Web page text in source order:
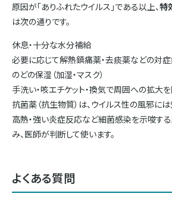
原因が「ありふれたウイルス」である以上、特
は次の通りです。
休息・十分な水分補給
必要に応じて解熱鎮痛薬・去痰薬などの対
のどの保湿（加湿・マスク）
手洗い・咳エチケット・換気で周囲への拡大
抗菌薬（抗生物質）は、ウイルス性の風邪には
高熱・強い炎症反応など細菌感染を示唆す
み、医師が判断して使います。
よくある質問